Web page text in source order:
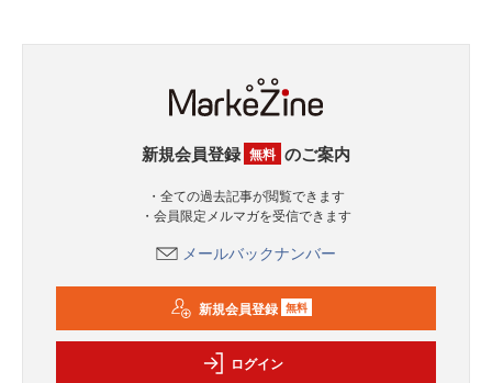
新規会員登録 無料 のご案内
・全ての過去記事が閲覧できます
・会員限定メルマガを受信できます
メールバックナンバー
新規会員登録 無料
ログイン